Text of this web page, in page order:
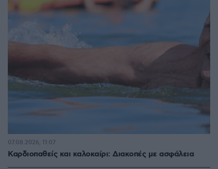
Καρδιοπαθείς και καλοκαίρι: Διακοπές με ασφάλεια
07.08.2026, 11:07